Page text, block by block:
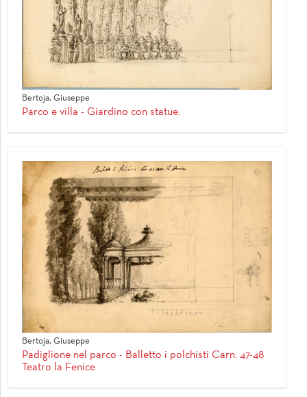
Bertoja, Giuseppe
Parco e villa - Giardino con statue.
Bertoja, Giuseppe
Padiglione nel parco - Balletto i polchisti Carn. 47-48
Teatro la Fenice